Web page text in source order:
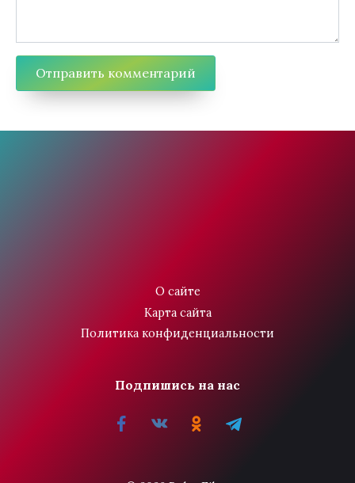
О сайте
Карта сайта
Политика конфиденциальности
Подпишись на нас